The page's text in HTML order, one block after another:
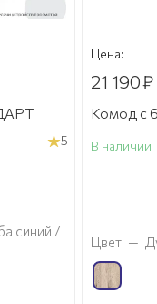
5
синий /
Цена:
21 190₽
Комод с
В наличии
Цвет —